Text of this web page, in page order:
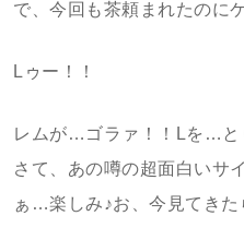
で、今回も茶頼まれたのに
Lゥー！！
レムが…ゴラァ！！Lを…と
さて、あの噂の超面白いサ
ぁ…楽しみ♪お、今見てきた